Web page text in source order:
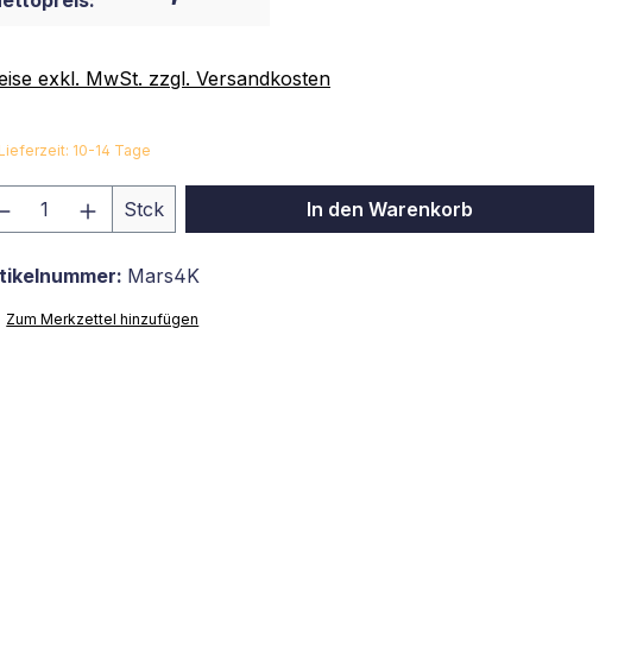
exkl. MwSt. zzgl. Versandkosten
Lieferzeit: 10-14 Tage
Anzahl: Gib den gewünschten Wert
Stck In den Warenkorb
Mars4K
Zum Merkzettel hinzufügen